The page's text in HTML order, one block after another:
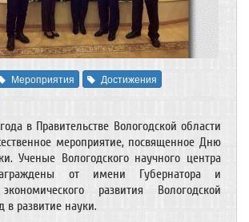
Мероприятия
Достижения
в Правительстве Вологодской области
мероприятие, посвященное Дню
Ученые Вологодского научного центра
от имени Губернатора и
развития Вологодской
в развитие науки.